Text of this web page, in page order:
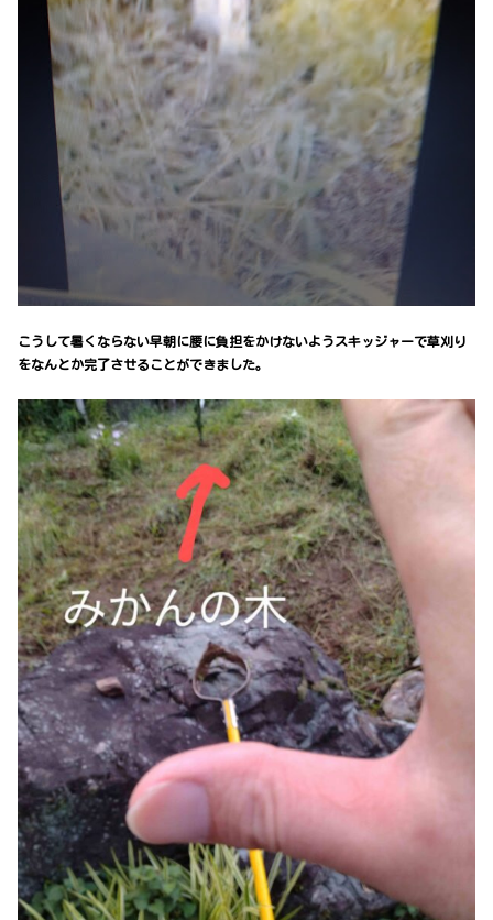
こうして暑くならない早朝に腰に負担をかけないようスキッジャーで草刈り
をなんとか完了させることができました。